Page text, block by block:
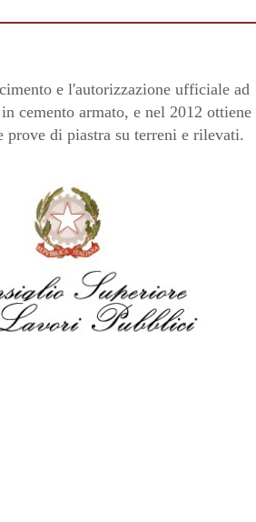
e l'autorizzazione ufficiale ad
cemento armato, e nel 2012 ottiene
prove di piastra su terreni e rilevati.